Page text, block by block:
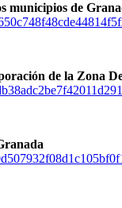
municipios de
de la Zona